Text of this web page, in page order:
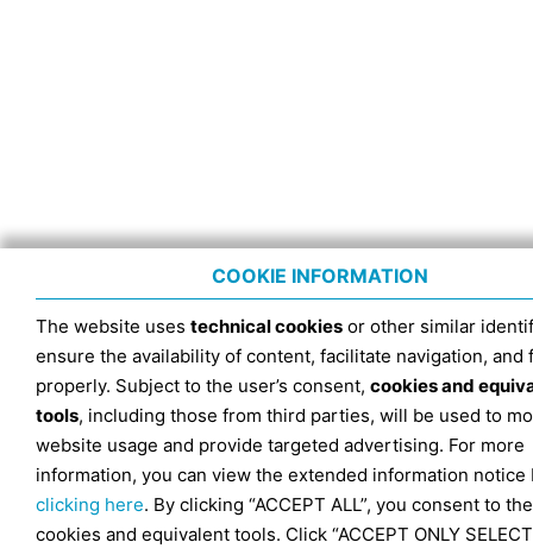
COOKIE INFORMATION
The website uses technical cookies or other similar
ensure the availability of content, facilitate navigation, and
properly. Subject to the user’s consent, cookies and
tools, including those from third parties, will be used to
website usage and provide targeted advertising. For more
information, you can view the extended information notice
clicking here. By clicking “ACCEPT ALL”, you consent to
cookies and equivalent tools. Click “ACCEPT ONLY